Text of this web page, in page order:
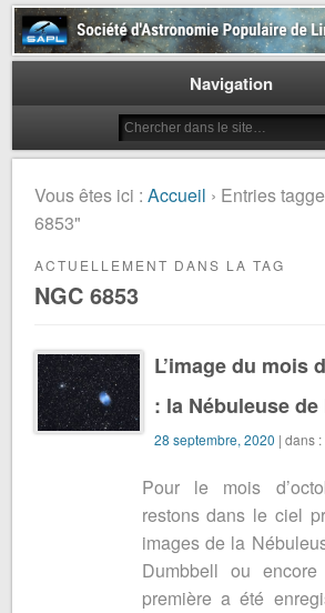
Société
deNavigation
Vous êtes ici : Accueil › Entries
6853"
ACTUELLEMENT DANS LA TAG
NGC 6853
L’image du mois
: la Nébuleuse de
28 septembre, 2020 | dans :
Pour le mois
restons dans le ciel
images de la
Dumbbell ou
première a été